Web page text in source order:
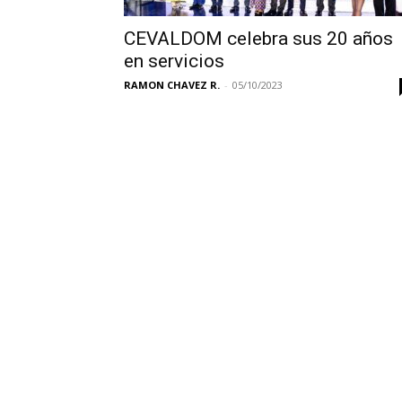
CEVALDOM celebra sus 20 años
en servicios
RAMON CHAVEZ R. - 05/10/2023